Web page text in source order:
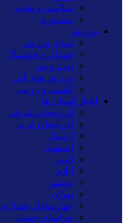
سلامت و تغذیه
مشاوره
ورزش
دنیای ورزش
فوتبال و فوتسال
توپ و تور
ورزش های آبی
کشتی و رزمی
اخبار استان ها
آذربایجان شرقی
آذربایجان غربی
اردبیل
اصفهان
البرز
ایلام
بوشهر
تهران
چهارمحال بختیاری
خراسان جنوبی